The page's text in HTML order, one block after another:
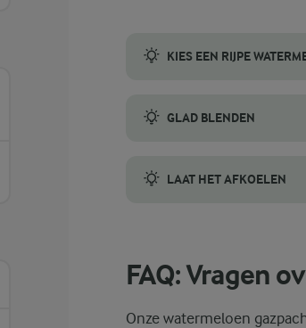
KIES EEN RIJPE
GLAD BLENDEN
LAAT HET AFKOELEN
FAQ: Vragen
Onze watermeloen